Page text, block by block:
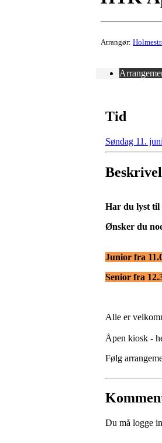
Arrangør:
Tid
Søndag 11.
Har du lyst til
Ønsker du
Junior fra
Senior fra
Alle er
Åpen kiosk -
Følg
Du må logge